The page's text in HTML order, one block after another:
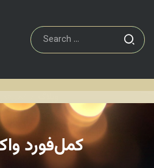
کمل‌فورد